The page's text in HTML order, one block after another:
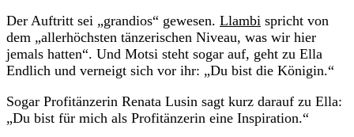
Der Auftritt sei „grandios“ gewesen. Llambi spricht von
dem „allerhöchsten tänzerischen Niveau, was wir hier
jemals hatten“. Und Motsi steht sogar auf, geht zu Ella
Endlich und verneigt sich vor ihr: „Du bist die Königin.“
Sogar Profitänzerin Renata Lusin sagt kurz darauf zu Ella:
„Du bist für mich als Profitänzerin eine Inspiration.“